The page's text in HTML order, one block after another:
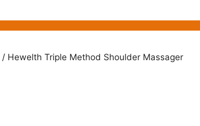
/ Hewelth Triple Method Shoulder Massager